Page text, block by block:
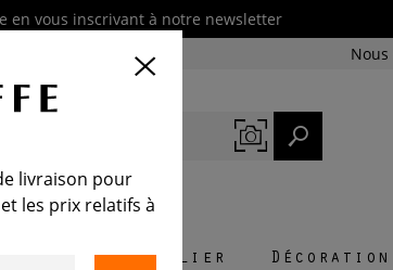
en vous inscrivant à notre newsletter
Mobilier Décoration
livraison pour
les prix relatifs à